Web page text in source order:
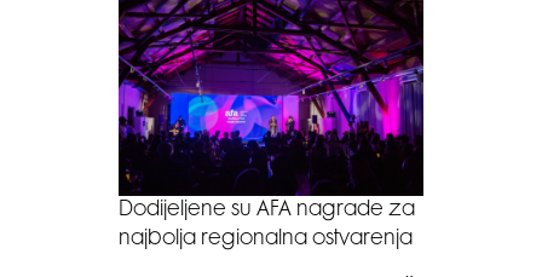
Dodijeljene su AFA nagrade za
najbolja regionalna ostvarenja